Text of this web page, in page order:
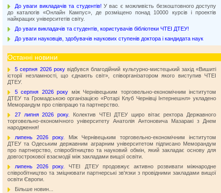
До уваги викладачів та студентів! У вас є можливість безкоштовного доступу
до каталогів «Онлайн Кампус», де розміщено понад 10000 курсів і проектів
найкращих університетів світу.
До уваги викладачів та студентів, користувачів бібліотеки ЧТЕІ ДТЕУ!
До уваги науковців, здобувачів наукових ступенів доктора і кандидата наук
Останні новини
5 серпня 2026 рокувідбувся благодійний культурно-мистецький захід «Вишиті
історії незламності, що єднають світ», співорганізатором якого виступив ЧТЕІ
ДТЕУ.
5 серпня 2026 року між Чернівецьким торговельно-економічним інститутом
ДТЕУ та Громадською організацією «Ротарі Клуб Чернівці Інтернешнл» укладено
Меморандум про співпрацю та партнерство.
27 липня 2026 року.
Колектив ЧТЕІ ДТЕУ щиро вітає ректора Державного
торговельно-економічного університету Анатолія Антоновича Мазаракі з Днем
народження!
липень 2026 року.
Між Чернівецьким торговельно-економічним інститутом
ДТЕУ та Одеським державним аграрним університетом підписано Меморандум
про партнерство, співробітництво та науковий обмін, який закладає основу для
довгострокової взаємодії між закладами вищої освіти.
липень 2026 року.
ЧТЕІ ДТЕУ продовжує активно розвивати міжнародне
співробітництво та зміцнювати партнерські зв'язки з провідними закладами вищої
освіти Європи.
Більше новин...